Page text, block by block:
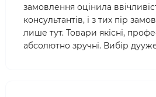
замовлення оцінила
консультантів, і з тих пір
лише тут. Товари якісні,
абсолютно зручні. Вибір